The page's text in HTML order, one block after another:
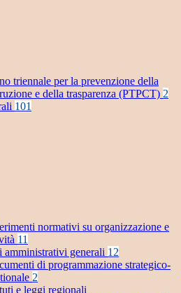
triennale per la prevenzione della
e della trasparenza (PTPCT) 2
101
normativi su organizzazione e
11
amministrativi generali 12
di programmazione strategico-
2
e leggi regionali